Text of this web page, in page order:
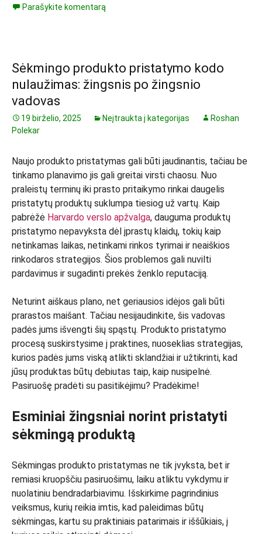
Parašykite komentarą
Sėkmingo produkto pristatymo kodo
nulaužimas: žingsnis po žingsnio
vadovas
19 birželio, 2025 Neįtraukta į kategorijas
Roshan
Polekar
Naujo produkto pristatymas gali būti jaudinantis, tačiau be
tinkamo planavimo jis gali greitai virsti chaosu. Nuo
praleistų terminų iki prasto pritaikymo rinkai daugelis
pristatytų produktų suklumpa tiesiog už vartų. Kaip
pabrėžė Harvardo verslo apžvalga, dauguma produktų
pristatymo nepavyksta dėl įprastų klaidų, tokių kaip
netinkamas laikas, netinkami rinkos tyrimai ir neaiškios
rinkodaros strategijos. Šios problemos gali nuvilti
pardavimus ir sugadinti prekės ženklo reputaciją.
Neturint aiškaus plano, net geriausios idėjos gali būti
prarastos maišant. Tačiau nesijaudinkite, šis vadovas
padės jums išvengti šių spąstų. Produkto pristatymo
procesą suskirstysime į praktines, nuoseklias strategijas,
kurios padės jums viską atlikti sklandžiai ir užtikrinti, kad
jūsų produktas būtų debiutas taip, kaip nusipelnė.
Pasiruošę pradėti su pasitikėjimu? Pradėkime!
Esminiai žingsniai norint pristatyti
sėkmingą produktą
Sėkmingas produkto pristatymas ne tik įvyksta, bet ir
remiasi kruopščiu pasiruošimu, laiku atliktu vykdymu ir
nuolatiniu bendradarbiavimu. Išskirkime pagrindinius
veiksmus, kurių reikia imtis, kad paleidimas būtų
sėkmingas, kartu su praktiniais patarimais ir iššūkiais, į